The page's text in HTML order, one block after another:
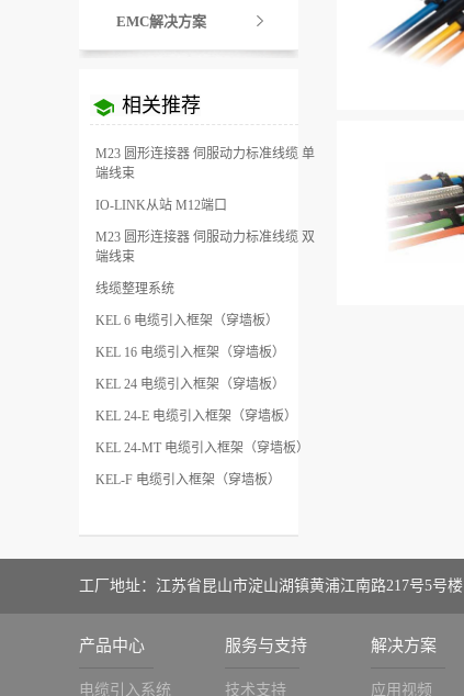
EMC解决方案
相关推荐
M23 圆形连接器 伺服动力标准线缆 单
端线束
IO-LINK从站 M12端口
M23 圆形连接器 伺服动力标准线缆 双
端线束
线缆整理系统
KEL 6 电缆引入框架（穿墙板）
KEL 16 电缆引入框架（穿墙板）
KEL 24 电缆引入框架（穿墙板）
KEL 24-E 电缆引入框架（穿墙板）
KEL 24-MT 电缆引入框架（穿墙板）
KEL-F 电缆引入框架（穿墙板）
工厂地址：江苏省昆山市淀山湖镇黄浦江南路217号5号楼
产品中心
电缆引入系统
服务与支持
技术支持
解决方案
应用视频